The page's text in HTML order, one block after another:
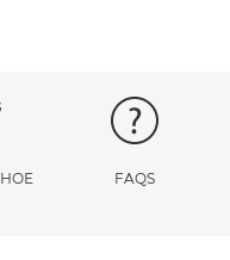
FAQS